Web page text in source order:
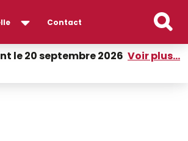
Contact
le 20 septembre 2026 Voir plus...